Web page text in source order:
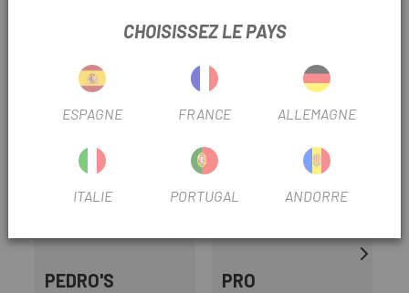
PRODUITS SIMILAIRES
PEDRO'S
-15%
PRO
CHOISISSEZ LE PAYS
ESPAGNE FRANCE ALLEMAGNE
ITALIE PORTUGAL ANDORRE